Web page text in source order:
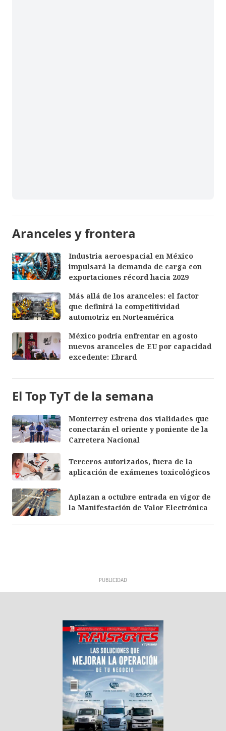
Aranceles y frontera
Industria aeroespacial en México
impulsará la demanda de carga con
exportaciones récord hacia 2029
Más allá de los aranceles: el factor
que definirá la competitividad
automotriz en Norteamérica
México podría enfrentar en agosto
nuevos aranceles de EU por capacidad
excedente: Ebrard
El Top TyT de la semana
Monterrey estrena dos vialidades que
conectarán el oriente y poniente de la
Carretera Nacional
Terceros autorizados, fuera de la
aplicación de exámenes toxicológicos
Aplazan a octubre entrada en vigor de
la Manifestación de Valor Electrónica
PUBLICIDAD